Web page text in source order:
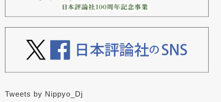
Tweets by Nippyo_Dj